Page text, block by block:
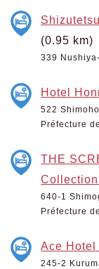
(0.95 km)
339
Hotel
522
Préfecture
THE
640-1
Préfecture
Ace Hotel
245-2